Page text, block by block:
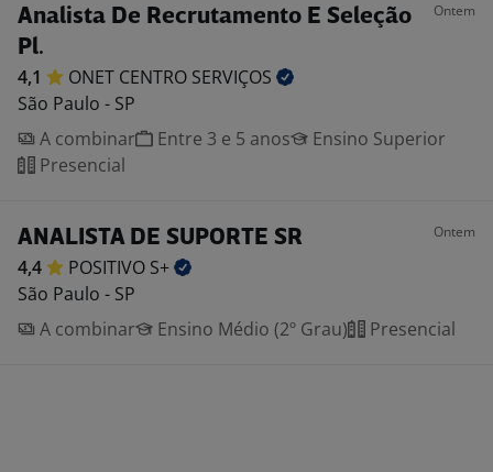
Analista De Recrutamento E Seleção
Pl.
Ontem
4,1 ONET CENTRO SERVIÇOS
São Paulo - SP
A combinar
Entre 3 e 5 anos
Ensino Superior
Presencial
ANALISTA DE SUPORTE SR Ontem
4,4 POSITIVO S+
São Paulo - SP
A combinar
Ensino Médio (2º Grau) Presencial